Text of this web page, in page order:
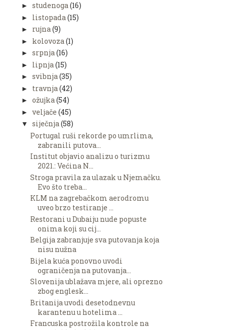
► studenoga(16)
► listopada (15)
► rujna(9)
► kolovoza (1)
► srpnja(16)
► lipnja (15)
► svibnja(35)
► travnja (42)
► ožujka(54)
► veljače (45)
▼ siječnja(58)
Portugal ruši rekorde po umrlima,
zabranili putova...
Institut objavio analizu o turizmu
2021.: Većina N...
Stroga pravila za ulazak u Njemačku.
Evo što treba...
KLM na zagrebačkom aerodromu
uveo brzo testiranje ...
Restorani u Dubaiju nude popuste
onima koji su cij...
Belgija zabranjuje sva putovanja koja
nisu nužna
Bijela kuća ponovno uvodi
ograničenja na putovanja...
Slovenija ublažava mjere, ali oprezno
zbog englesk...
Britanija uvodi desetodnevnu
karantenu u hotelima ...
Francuska postrožila kontrole na